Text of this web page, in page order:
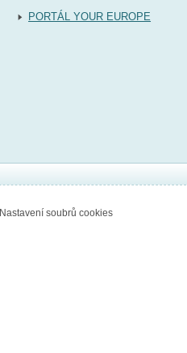
PORTÁL YOUR EUROPE
Nastavení soubrů cookies